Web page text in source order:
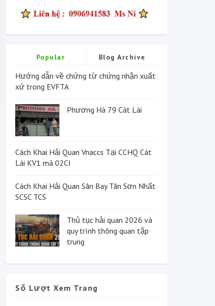
Popular Blog Archive
Hướng dẫn về chứng từ chứng nhận xuất
xứ trong EVFTA
Phương Hà 79 Cát Lái
Cách Khai Hải Quan Vnaccs Tại CCHQ Cát
Lái KV1 mã 02CI
Cách Khai Hải Quan Sân Bay Tân Sơn Nhất
SCSC TCS
Thủ tục hải quan 2026 và
quy trình thông quan tập
trung
Số Lượt Xem Trang